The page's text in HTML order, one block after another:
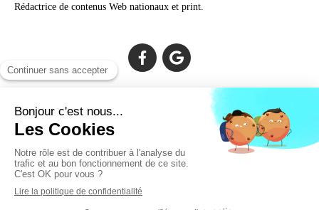
Rédactrice de contenus Web nationaux et print.
Cabinet facilement accessible depuis :
Lechiagat, Treffiagat, Lesconil, Loctudy, Plobannalec, Fouesnant,
Plomeur, Pont L'Abbé, Quimper, Bénodet, Concarneau,
Douarnenez, Crozon, Rosporden, Pont-Aven, Brest, Landerneau